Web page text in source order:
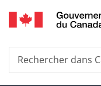
Rechercher
dans